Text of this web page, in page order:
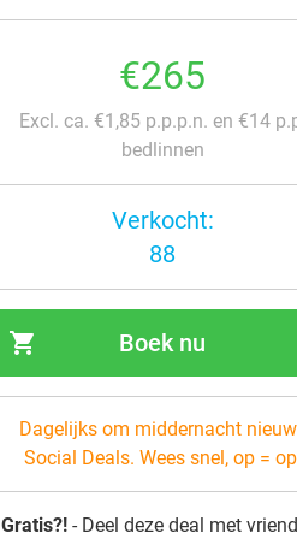
€265
Excl. ca. €1,85 p.p.p.n. en €14
bedlinnen
Verkocht:
88
shopping_cart Boek nu
Dagelijks om middernacht
Social Deals. Wees snel, op =
Gratis?! - Deel deze deal met